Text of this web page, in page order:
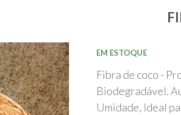
da
Galeria
de
imagens
EM ESTOQUE
Fibra de coco -
Biodegradável.
Umidade, Ideal